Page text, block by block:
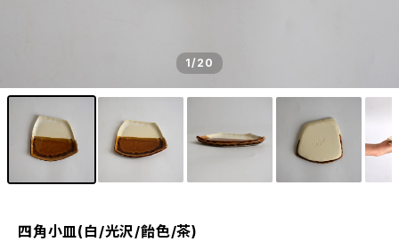
1/20
四角小皿(白/光沢/飴色/茶)